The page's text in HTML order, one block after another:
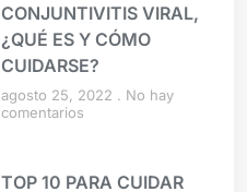
CONJUNTIVITIS VIRAL,
¿QUÉ ES Y CÓMO
CUIDARSE?
agosto 25, 2022
No hay
comentarios
TOP 10 PARA CUIDAR